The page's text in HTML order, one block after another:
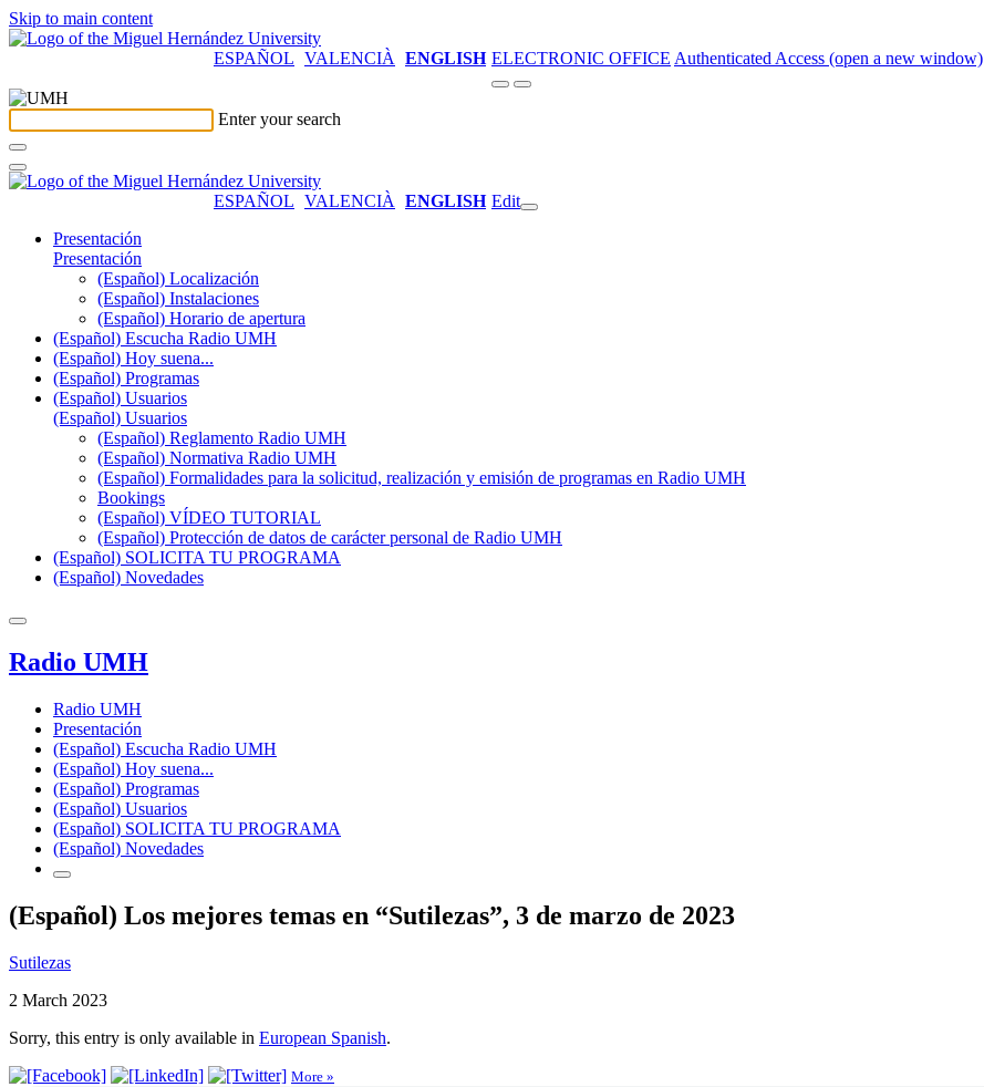
Skip to main content
ESPAÑOL VALENCIÀ ENGLISH ELECTRONIC OFFICE Authenticated Access (open a new window)
Enter your search
ESPAÑOL VALENCIÀ ENGLISH Edit
Presentación
Presentación
(Español) Localización
(Español) Instalaciones
(Español) Horario de apertura
(Español) Escucha Radio UMH
(Español) Hoy suena...
(Español) Programas
(Español) Usuarios
(Español) Usuarios
(Español) Reglamento Radio UMH
(Español) Normativa Radio UMH
(Español) Formalidades para la solicitud, realización y emisión de programas en Radio UMH
Bookings
(Español) VÍDEO TUTORIAL
(Español) Protección de datos de carácter personal de Radio UMH
(Español) SOLICITA TU PROGRAMA
(Español) Novedades
Radio UMH
Radio UMH
Presentación
(Español) Escucha Radio UMH
(Español) Hoy suena...
(Español) Programas
(Español) Usuarios
(Español) SOLICITA TU PROGRAMA
(Español) Novedades
(Español) Los mejores temas en “Sutilezas”, 3 de marzo de 2023
Sutilezas
2 March 2023
Sorry, this entry is only available in European Spanish.
More »